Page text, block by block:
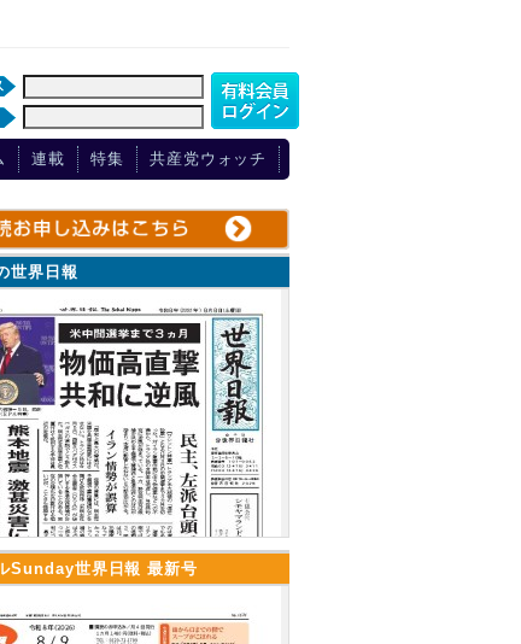
連載 特集 共産党ウォッチ
世界日報
Sunday世界日報 最新号